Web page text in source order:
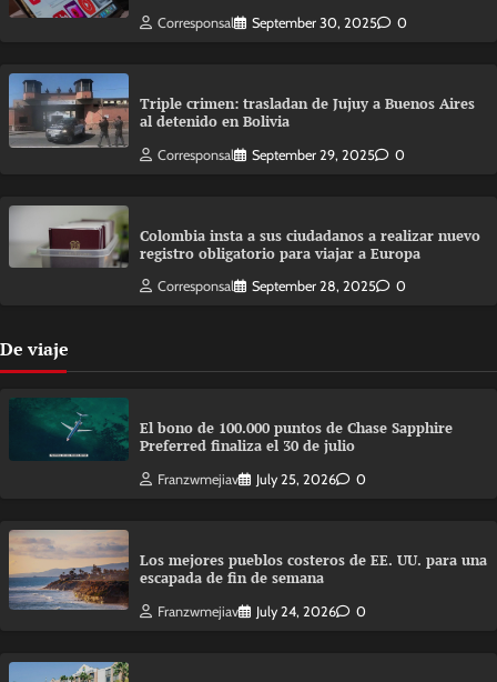
Corresponsal September 30, 2025 0
Triple crimen: trasladan de Jujuy a Buenos Aires
al detenido en Bolivia
Corresponsal September 29, 2025 0
Colombia insta a sus ciudadanos a realizar nuevo
registro obligatorio para viajar a Europa
Corresponsal September 28, 2025 0
De viaje
El bono de 100.000 puntos de Chase Sapphire
Preferred finaliza el 30 de julio
Franzwmejiav July 25, 2026 0
Los mejores pueblos costeros de EE. UU. para una
escapada de fin de semana
Franzwmejiav July 24, 2026 0